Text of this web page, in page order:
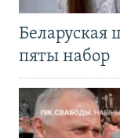
Беларуская
пяты набор